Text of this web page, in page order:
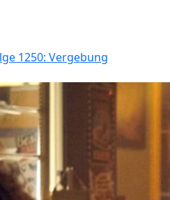
1250: Vergebung